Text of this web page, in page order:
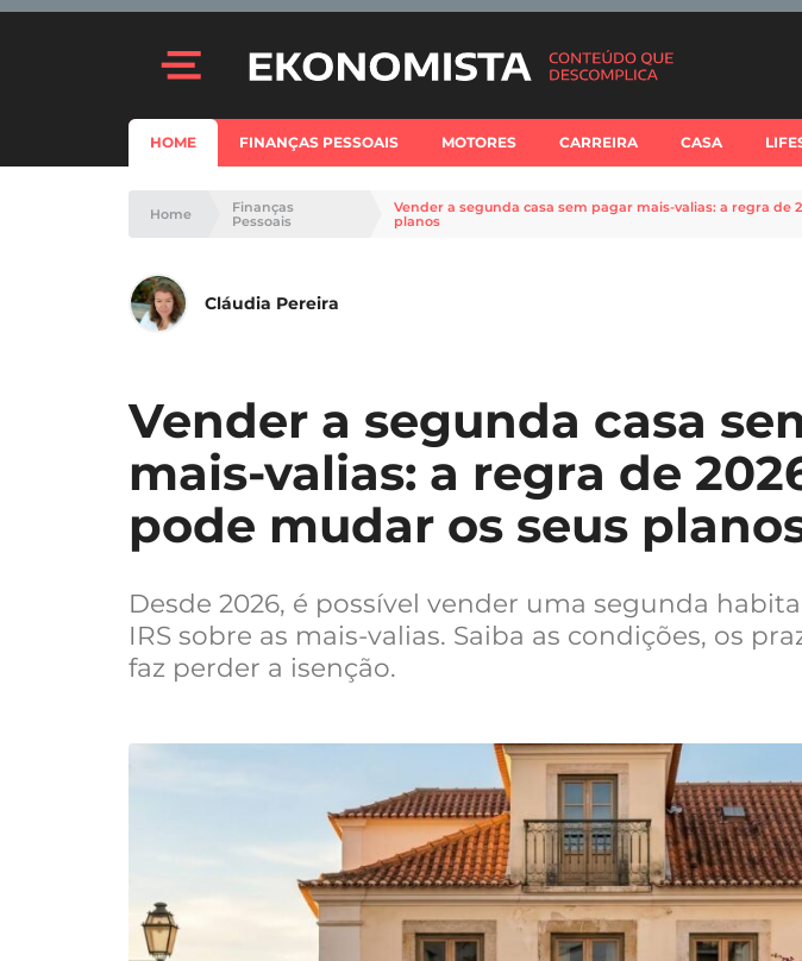
HOME FINANÇAS PESSOAIS MOTORES CARREIRA CASA
Home
Finanças
Pessoais
Vender a segunda casa sem pagar mais-valias: a regra de
planos
Cláudia Pereira
Vender a segunda casa
mais-valias: a regra de
pode mudar os seus
Desde 2026, é possível vender uma segunda
IRS sobre as mais-valias. Saiba as condições, os
faz perder a isenção.